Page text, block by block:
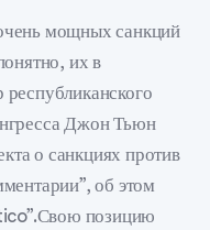
мощных санкций
их в
Джон Тьюн
о санкциях против
об этом
позицию